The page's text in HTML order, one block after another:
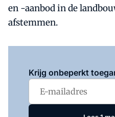
en -aanbod in de
afstemmen.
Krijg onbeperkt